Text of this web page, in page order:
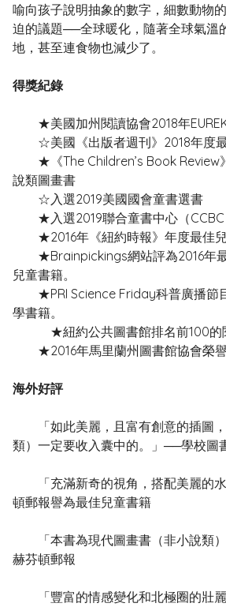
喻向孩子說明抽象的數字，細數動物
迫的議題──全球暖化，隨著全球氣溫
地，甚至連食物也減少了。
得獎紀錄
★美國加州閱讀協會2018年
☆美國《出版者週刊》2018年度
★《The Children’s Book Review
說類圖畫書
☆入選2019美國國會童書選書
★入選2019聯合童書中心（CCBC
★2016年《紐約時報》年度最佳兒
★Brainpickings網站評為2016年
兒童書籍。
★PRI Science Friday科普廣播節
學書籍。
★紐約公共圖書館排名前100的
★2016年馬里蘭州圖書館協會榮
海外好評
「如此美麗，且富有創意的插圖，
類）一定要收入囊中的。」──學校圖
「充滿新奇的視角，搭配美麗的
頓郵報譽為最佳兒童書籍
「本書為現代圖畫書（非小說類
赫芬頓郵報
「豐富的情感變化和北極圈的壯